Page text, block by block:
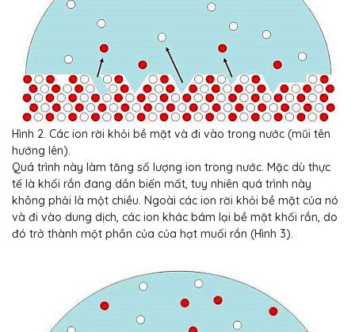
Hình 2. Các ion rời khỏi bề mặt và đi vào trong nước (mũi tên
hướng lên).
Quá trình này làm tăng số lượng ion trong nước. Mặc dù thực
tế là khối rắn đang dần biến mất, tuy nhiên quá trình này
không phải là một chiều. Ngoài các ion rời khỏi bề mặt của nó
và đi vào dung dịch, các ion khác bám lại bề mặt khối rắn, do
đó trở thành một phần của của hạt muối rắn (Hình 3).